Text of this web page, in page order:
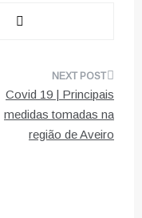
Covid 19 | Principais
medidas tomadas na
região de Aveiro